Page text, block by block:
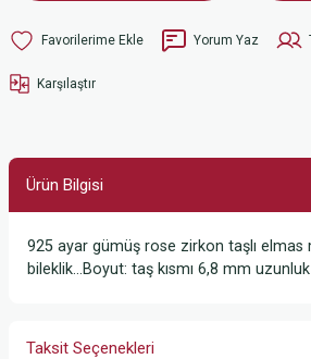
Yorum Yaz
Karşılaştır
Ürün Bilgisi
925 ayar gümüş rose zirkon taşlı elmas
bileklik...Boyut: taş kısmı 6,8 mm
Taksit Seçenekleri